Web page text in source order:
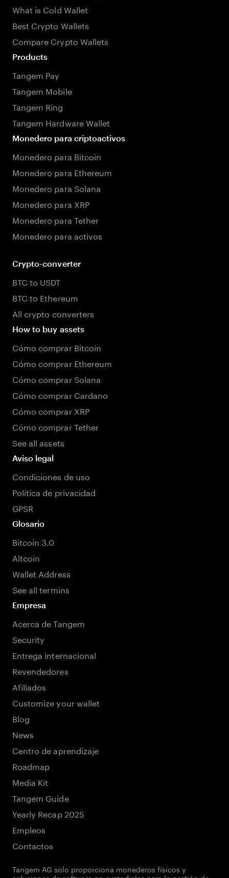
What is Cold Wallet
Best Crypto Wallets
Compare Crypto Wallets
Products
Tangem Pay
Tangem Mobile
Tangem Ring
Tangem Hardware Wallet
Monedero para criptoactivos
Monedero para Bitcoin
Monedero para Ethereum
Monedero para Solana
Monedero para XRP
Monedero para Tether
Monedero para activos
Crypto-converter
BTC to USDT
BTC to Ethereum
All crypto converters
How to buy assets
Cómo comprar Bitcoin
Cómo comprar Ethereum
Cómo comprar Solana
Cómo comprar Cardano
Cómo comprar XRP
Cómo comprar Tether
See all assets
Aviso legal
Condiciones de uso
Política de privacidad
GPSR
Glosario
Bitcoin 3.0
Altcoin
Wallet Address
See all termins
Empresa
Acerca de Tangem
Security
Entrega internacional
Revendedores
Afiliados
Customize your wallet
Blog
News
Centro de aprendizaje
Roadmap
Media Kit
Tangem Guide
Yearly Recap 2025
Empleos
Contactos
Tangem AG solo proporciona monederos físicos y